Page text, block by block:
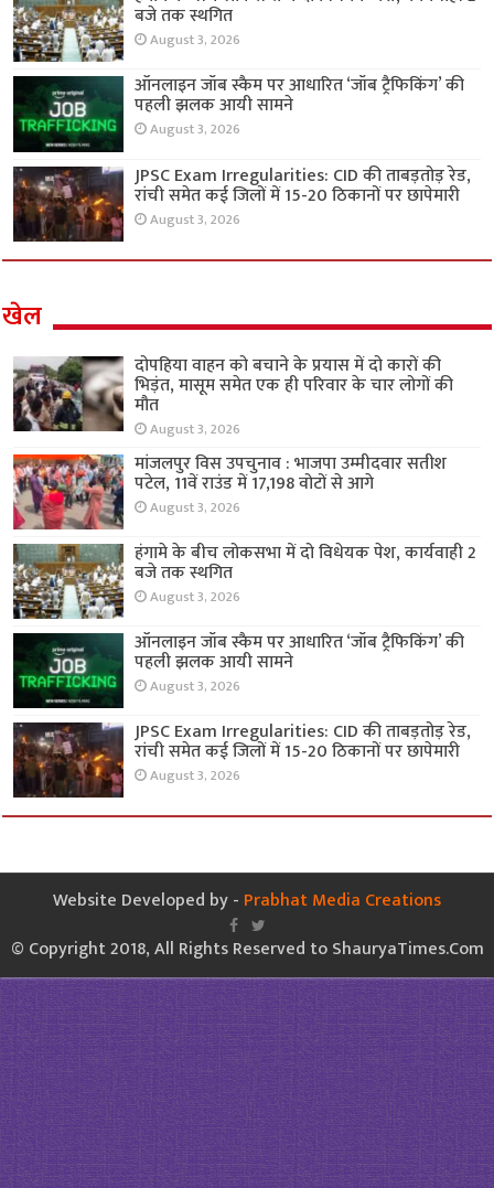
बजे तक स्थगित
August 3, 2026
ऑनलाइन जॉब स्कैम पर आधारित ‘जॉब ट्रैफिकिंग’ की
पहली झलक आयी सामने
August 3, 2026
JPSC Exam Irregularities: CID की ताबड़तोड़ रेड,
रांची समेत कई जिलों में 15-20 ठिकानों पर छापेमारी
August 3, 2026
खेल
दोपहिया वाहन को बचाने के प्रयास में दो कारों की
भिड़ंत, मासूम समेत एक ही परिवार के चार लोगों की
मौत
August 3, 2026
मांजलपुर विस उपचुनाव : भाजपा उम्मीदवार सतीश
पटेल, 11वें राउंड में 17,198 वोटों से आगे
August 3, 2026
हंगामे के बीच लोकसभा में दो विधेयक पेश, कार्यवाही 2
बजे तक स्थगित
August 3, 2026
ऑनलाइन जॉब स्कैम पर आधारित ‘जॉब ट्रैफिकिंग’ की
पहली झलक आयी सामने
August 3, 2026
JPSC Exam Irregularities: CID की ताबड़तोड़ रेड,
रांची समेत कई जिलों में 15-20 ठिकानों पर छापेमारी
August 3, 2026
Website Developed by - Prabhat Media Creations
© Copyright 2018, All Rights Reserved to ShauryaTimes.Com